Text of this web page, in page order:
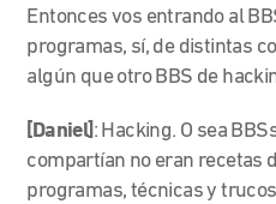
Entonces vos entrando al
programas, sí, de distintas
algún que otro BBS de
[Daniel] : Hacking. O sea
compartían no eran recetas
programas, técnicas y